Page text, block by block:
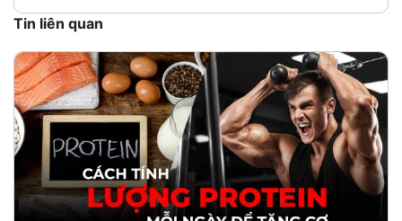
Tin liên quan